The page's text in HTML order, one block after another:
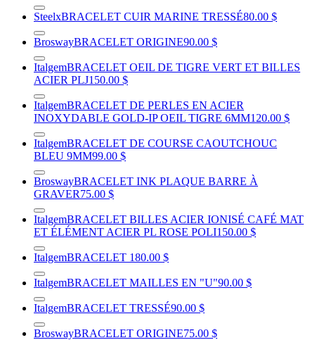
SteelxBRACELET CUIR MARINE TRESSÉ80.00 $
BroswayBRACELET ORIGINE90.00 $
ItalgemBRACELET OEIL DE TIGRE VERT ET BILLES
ACIER PLJ150.00 $
ItalgemBRACELET DE PERLES EN ACIER
INOXYDABLE GOLD-IP OEIL TIGRE 6MM120.00 $
ItalgemBRACELET DE COURSE CAOUTCHOUC
BLEU 9MM99.00 $
BroswayBRACELET INK PLAQUE BARRE À
GRAVER75.00 $
ItalgemBRACELET BILLES ACIER IONISÉ CAFÉ MAT
ET ÉLÉMENT ACIER PL ROSE POLI150.00 $
ItalgemBRACELET 180.00 $
ItalgemBRACELET MAILLES EN "U"90.00 $
ItalgemBRACELET TRESSÉ90.00 $
BroswayBRACELET ORIGINE75.00 $